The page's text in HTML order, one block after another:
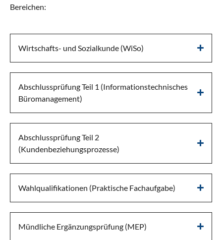
Bereichen:
Wirtschafts- und Sozialkunde (WiSo)
Abschlussprüfung Teil 1 (Informationstechnisches
Büromanagement)
Abschlussprüfung Teil 2
(Kundenbeziehungsprozesse)
Wahlqualifikationen (Praktische Fachaufgabe)
Mündliche Ergänzungsprüfung (MEP)